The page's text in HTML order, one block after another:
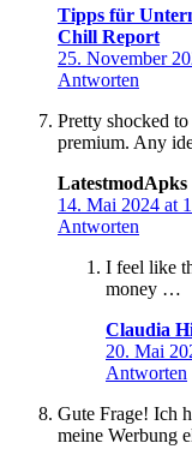
Tipps für
Chill Report
25. November
Antworten
Pretty shocked
premium. Any
LatestmodApks
14. Mai 2024 at
Antworten
I feel like
money …
Claudia
20. Mai
Antworten
Gute Frage! Ich
meine Werbung